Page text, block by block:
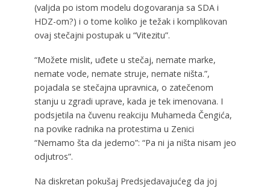
(valjda po istom modelu dogovaranja sa SDA i
HDZ-om?) i o tome koliko je težak i komplikovan
ovaj stečajni postupak u “Vitezitu”.
“Možete mislit, uđete u stečaj, nemate marke,
nemate vode, nemate struje, nemate ništa.”,
pojadala se stečajna upravnica, o zatečenom
stanju u zgradi uprave, kada je tek imenovana. I
podsjetila na čuvenu reakciju Muhameda Čengića,
na povike radnika na protestima u Zenici
“Nemamo šta da jedemo”: “Pa ni ja ništa nisam jeo
odjutros”.
Na diskretan pokušaj Predsjedavajućeg da joj